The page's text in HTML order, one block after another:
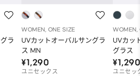
ラ
WOMEN, ONE SIZE
UVカットオーバルサングラ
ス MN
¥1,290
ユニセックス
WOMEN,
UVカッ
グラス
ユニセッ